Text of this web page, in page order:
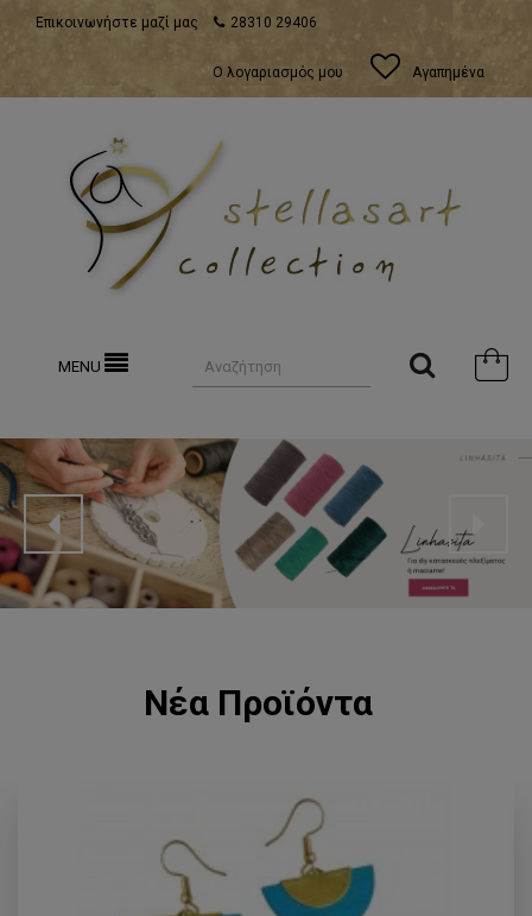
Επικοινωνήστε μαζί μας 28310 29406
Ο λογαριασμός μου Αγαπημένα
MENU
Νέα Προϊόντα